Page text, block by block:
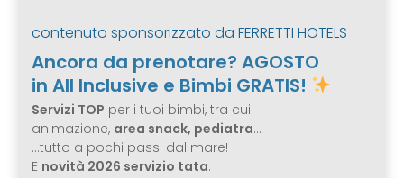
contenuto sponsorizzato da FERRETTI HOTELS
Ancora da prenotare? AGOSTO
in All Inclusive e Bimbi GRATIS!
Servizi TOP per i tuoi bimbi, tra cui
animazione, area snack, pediatra…
…tutto a pochi passi dal mare!
E novità 2026 servizio tata.